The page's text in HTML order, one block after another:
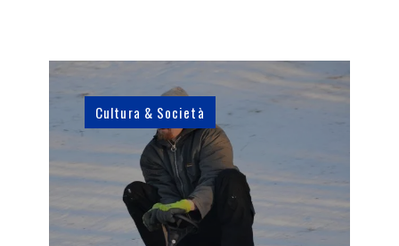
Cultura & Società